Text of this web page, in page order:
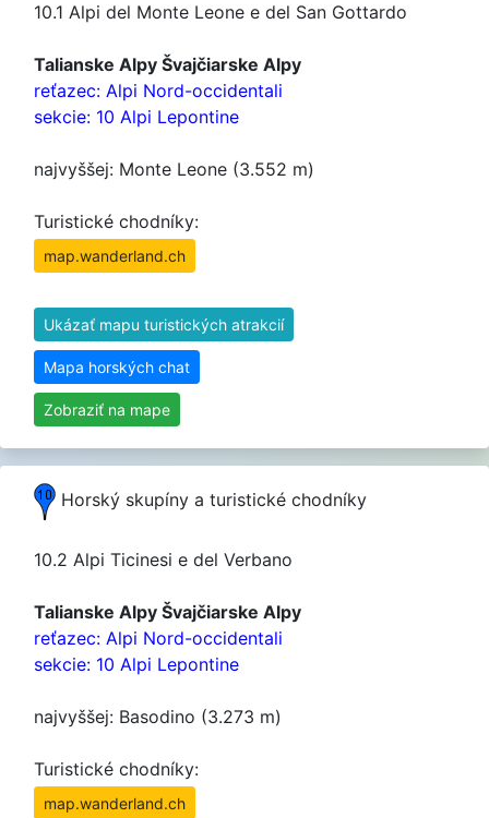
10.1 Alpi del Monte Leone e del San Gottardo
Talianske Alpy Švajčiarske Alpy
reťazec: Alpi Nord-occidentali
sekcie: 10 Alpi Lepontine
najvyššej: Monte Leone (3.552 m)
Turistické chodníky:
map.wanderland.ch
Ukázať mapu turistických atrakcií
Mapa horských chat
Zobraziť na mape
Horský skupíny a turistické chodníky
10.2 Alpi Ticinesi e del Verbano
Talianske Alpy Švajčiarske Alpy
reťazec: Alpi Nord-occidentali
sekcie: 10 Alpi Lepontine
najvyššej: Basodino (3.273 m)
Turistické chodníky:
map.wanderland.ch